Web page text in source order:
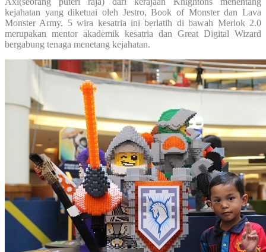
kejahatan yang diketuai oleh Jestro, Book of Monster dan Lava
Monster Army. 5 wira kesatria ini berlatih di bawah Merlok 2.0
merupakan mentor akademik kesatria dan Great Digital Wizard
bergabung tenaga menetang kejahatan.